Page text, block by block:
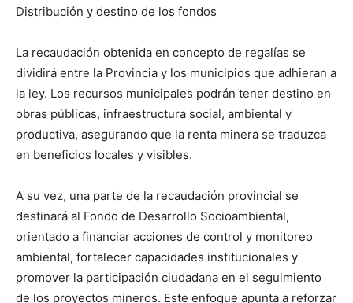
Distribución y destino de los fondos
La recaudación obtenida en concepto de regalías se
dividirá entre la Provincia y los municipios que adhieran a
la ley. Los recursos municipales podrán tener destino en
obras públicas, infraestructura social, ambiental y
productiva, asegurando que la renta minera se traduzca
en beneficios locales y visibles.
A su vez, una parte de la recaudación provincial se
destinará al Fondo de Desarrollo Socioambiental,
orientado a financiar acciones de control y monitoreo
ambiental, fortalecer capacidades institucionales y
promover la participación ciudadana en el seguimiento
de los proyectos mineros. Este enfoque apunta a reforzar